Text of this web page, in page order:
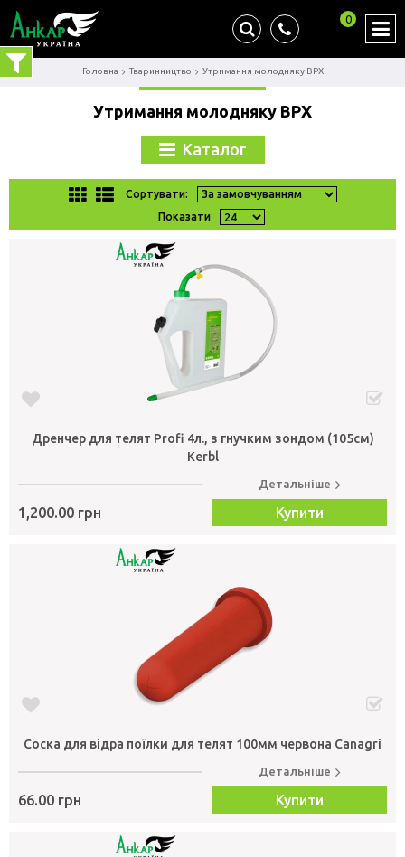
0
Головна Тваринництво Утримання молодняку ВРХ
Утримання молодняку ВРХ
Каталог
Сортувати:
Показати
Дренчер для телят Profi 4л., з гнучким зондом (105см)
Kerbl
1,200.00 грн
Детальніше
Купити
Соска для відра поїлки для телят 100мм червона Canagri
66.00 грн
Детальніше
Купити